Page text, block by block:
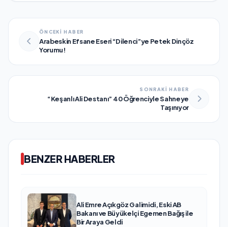
ÖNCEKİ HABER
Arabeskin Efsane Eseri “Dilenci”ye Petek Dinçöz
Yorumu!
SONRAKİ HABER
“Keşanlı Ali Destanı” 40 Öğrenciyle Sahneye
Taşınıyor
BENZER HABERLER
Ali Emre Açıkgöz Galimidi, Eski AB
Bakanı ve Büyükelçi Egemen Bağış ile
Bir Araya Geldi